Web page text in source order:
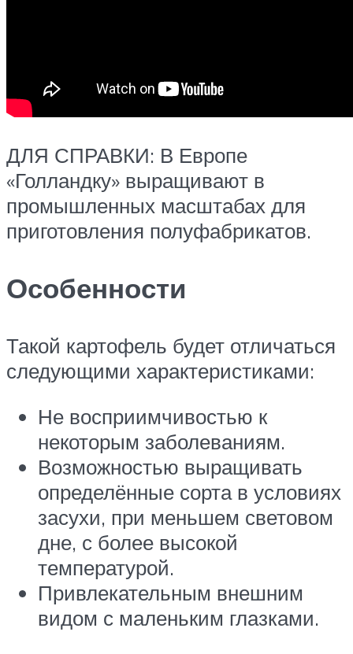
ДЛЯ СПРАВКИ: В Европе
«Голландку» выращивают в
промышленных масштабах для
приготовления полуфабрикатов.
Особенности
Такой картофель будет отличаться
следующими характеристиками:
Не восприимчивостью к
некоторым заболеваниям.
Возможностью выращивать
определённые сорта в условиях
засухи, при меньшем световом
дне, с более высокой
температурой.
Привлекательным внешним
видом с маленьким глазками.